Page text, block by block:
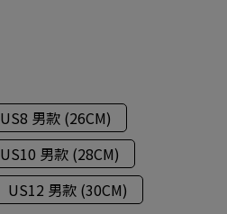
US8 男款 (26CM)
US10 男款 (28CM)
US12 男款 (30CM)